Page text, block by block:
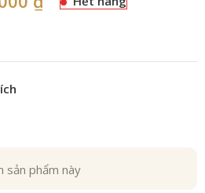
sản phẩm này